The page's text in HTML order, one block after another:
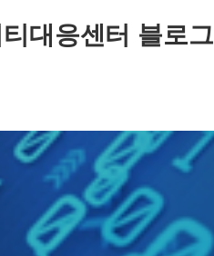
대응센터 블로그